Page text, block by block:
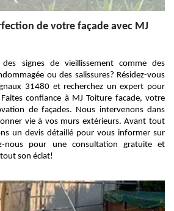
de votre façade avec MJ
signes de vieillissement comme des
ou des salissures? Résidez-vous
31480 et recherchez un expert pour
confiance à MJ Toiture facade, votre
de façades. Nous intervenons dans
vie à vos murs extérieurs. Avant tout
un devis détaillé pour vous informer sur
nous pour une consultation gratuite et
son éclat!